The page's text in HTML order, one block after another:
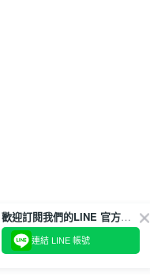
歡迎訂閱我們的LINE 官方帳號
連結 LINE 帳號